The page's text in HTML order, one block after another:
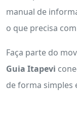
manual de
o que precisa
Faça parte do
Guia Itapevi
de forma simples